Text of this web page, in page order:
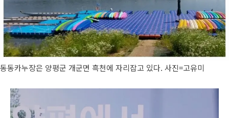
동동카누장은 양평군 개군면 흑천에 자리잡고 있다. 사진=고유미